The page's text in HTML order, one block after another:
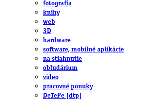
fotografia
knihy
web
3D
hardware
software, mobilné aplikácie
na stiahnutie
obludárium
video
pracovné ponuky
DeTePe [dtp]